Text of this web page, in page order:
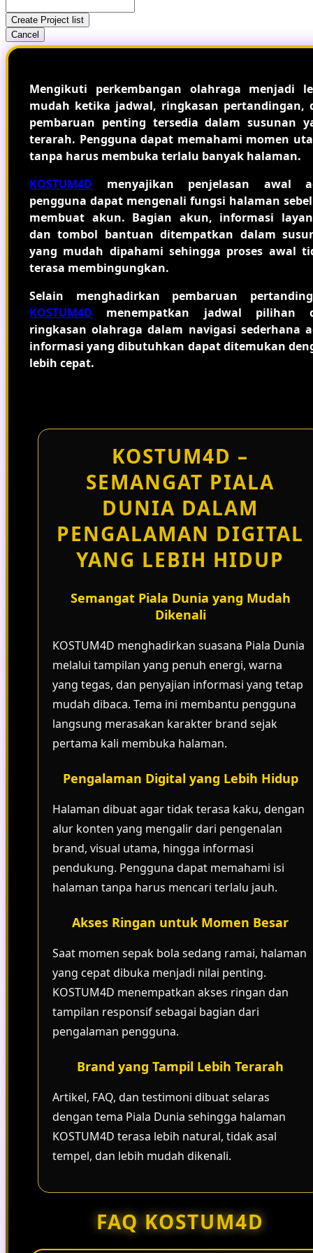
Create Project list
Cancel
Mengikuti perkembangan olahraga menjadi
mudah ketika jadwal, ringkasan pertandingan,
pembaruan penting tersedia dalam susunan
terarah. Pengguna dapat memahami momen
tanpa harus membuka terlalu banyak halaman.
KOSTUM4D menyajikan penjelasan awal
pengguna dapat mengenali fungsi halaman
membuat akun. Bagian akun, informasi
dan tombol bantuan ditempatkan dalam
yang mudah dipahami sehingga proses awal
terasa membingungkan.
Selain menghadirkan pembaruan
KOSTUM4D menempatkan jadwal pilihan
ringkasan olahraga dalam navigasi sederhana
informasi yang dibutuhkan dapat ditemukan
lebih cepat.
KOSTUM4D –
SEMANGAT PIALA
DUNIA DALAM
PENGALAMAN DIGITAL
YANG LEBIH HIDUP
Semangat Piala Dunia yang Mudah
Dikenali
KOSTUM4D menghadirkan suasana Piala Dunia
melalui tampilan yang penuh energi, warna
yang tegas, dan penyajian informasi yang tetap
mudah dibaca. Tema ini membantu pengguna
langsung merasakan karakter brand sejak
pertama kali membuka halaman.
Pengalaman Digital yang Lebih Hidup
Halaman dibuat agar tidak terasa kaku, dengan
alur konten yang mengalir dari pengenalan
brand, visual utama, hingga informasi
pendukung. Pengguna dapat memahami isi
halaman tanpa harus mencari terlalu jauh.
Akses Ringan untuk Momen Besar
Saat momen sepak bola sedang ramai, halaman
yang cepat dibuka menjadi nilai penting.
KOSTUM4D menempatkan akses ringan dan
tampilan responsif sebagai bagian dari
pengalaman pengguna.
Brand yang Tampil Lebih Terarah
Artikel, FAQ, dan testimoni dibuat selaras
dengan tema Piala Dunia sehingga halaman
KOSTUM4D terasa lebih natural, tidak asal
tempel, dan lebih mudah dikenali.
FAQ KOSTUM4D